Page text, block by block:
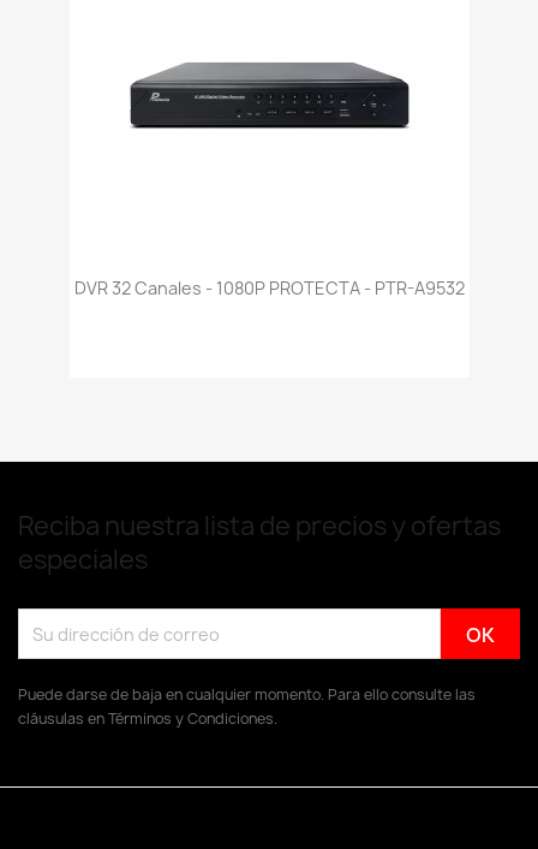
DVR 32 Canales - 1080P PROTECTA - PTR-A9532
Reciba nuestra lista de precios y ofertas
especiales
Puede darse de baja en cualquier momento. Para ello consulte las
cláusulas en Términos y Condiciones.